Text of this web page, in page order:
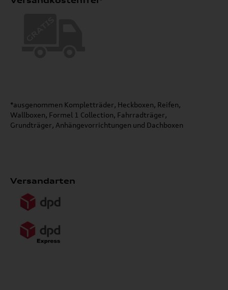
*ausgenommen Kompletträder, Heckboxen, Reifen,
Wallboxen, Formel 1 Collection, Fahrradträger,
Grundträger, Anhängevorrichtungen und Dachboxen
Versandarten